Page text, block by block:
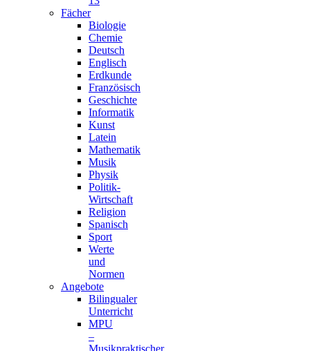
Fächer
Biologie
Chemie
Deutsch
Englisch
Erdkunde
Französisch
Geschichte
Informatik
Kunst
Latein
Mathematik
Musik
Physik
Politik-
Wirtschaft
Religion
Spanisch
Sport
Werte
und
Normen
Angebote
Bilingualer
Unterricht
MPU
–
Musikpraktischer